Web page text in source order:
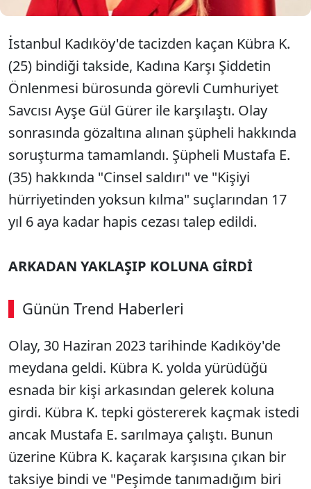
İstanbul Kadıköy'de tacizden kaçan Kübra K.
(25) bindiği takside, Kadına Karşı Şiddetin
Önlenmesi bürosunda görevli Cumhuriyet
Savcısı Ayşe Gül Gürer ile karşılaştı. Olay
sonrasında gözaltına alınan şüpheli hakkında
soruşturma tamamlandı. Şüpheli Mustafa E.
(35) hakkında "Cinsel saldırı" ve "Kişiyi
hürriyetinden yoksun kılma" suçlarından 17
yıl 6 aya kadar hapis cezası talep edildi.
ARKADAN YAKLAŞIP KOLUNA GİRDİ
Günün Trend Haberleri
Olay, 30 Haziran 2023 tarihinde Kadıköy'de
meydana geldi. Kübra K. yolda yürüdüğü
esnada bir kişi arkasından gelerek koluna
girdi. Kübra K. tepki göstererek kaçmak istedi
ancak Mustafa E. sarılmaya çalıştı. Bunun
üzerine Kübra K. kaçarak karşısına çıkan bir
taksiye bindi ve "Peşimde tanımadığım biri